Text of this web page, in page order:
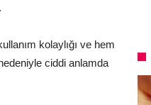
kolaylığı ve hem
ciddi anlamda